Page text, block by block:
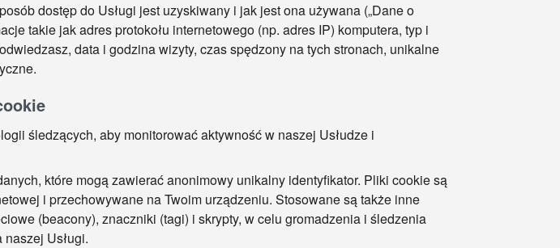
dostęp do Usługi jest uzyskiwany i jak jest ona używana („Dane o
takie jak adres protokołu internetowego (np. adres IP) komputera, typ i
data i godzina wizyty, czas spędzony na tych stronach, unikalne
śledzących, aby monitorować aktywność w naszej Usłudze i
które mogą zawierać anonimowy unikalny identyfikator. Pliki cookie są
i przechowywane na Twoim urządzeniu. Stosowane są także inne
(beacony), znaczniki (tagi) i skrypty, w celu gromadzenia i śledzenia
Usługi.